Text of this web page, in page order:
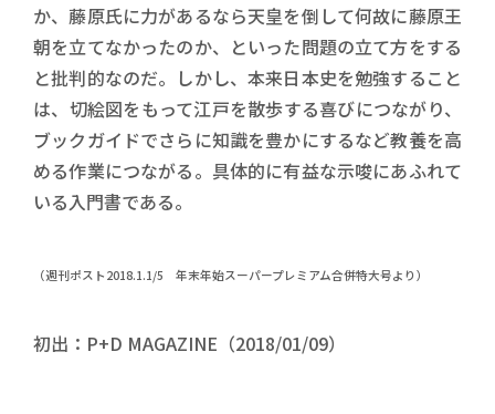
か、藤原氏に力があるなら天皇を倒して何故に藤原王
朝を立てなかったのか、といった問題の立て方をする
と批判的なのだ。しかし、本来日本史を勉強すること
は、切絵図をもって江戸を散歩する喜びにつながり、
ブックガイドでさらに知識を豊かにするなど教養を高
める作業につながる。具体的に有益な示唆にあふれて
いる入門書である。
（週刊ポスト2018.1.1/5 年末年始スーパープレミアム合併特大号より）
初出：P+D MAGAZINE（2018/01/09）